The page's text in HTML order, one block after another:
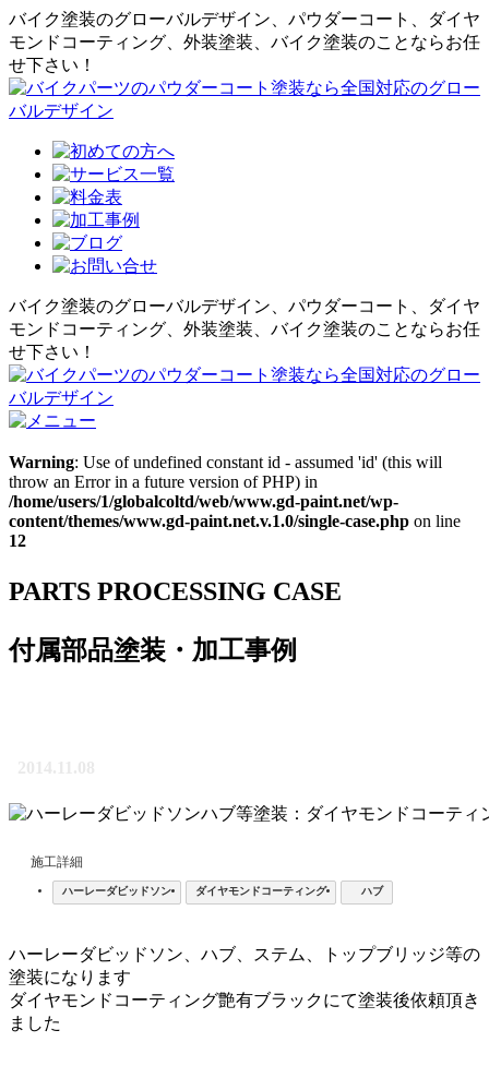
バイク塗装のグローバルデザイン、パウダーコート、ダイヤ
モンドコーティング、外装塗装、バイク塗装のことならお任
せ下さい！
バイク塗装のグローバルデザイン、パウダーコート、ダイヤ
モンドコーティング、外装塗装、バイク塗装のことならお任
せ下さい！
Warning: Use of undefined constant id - assumed 'id' (this will
throw an Error in a future version of PHP) in
/home/users/1/globalcoltd/web/www.gd-paint.net/wp-
content/themes/www.gd-paint.net.v.1.0/single-case.php on line
12
PARTS PROCESSING CASE
付属部品塗装・加工事例
施工詳細
ハーレーダビッドソン ダイヤモンドコーティング ハブ
ハーレーダビッドソン、ハブ、ステム、トップブリッジ等の
塗装になります
ダイヤモンドコーティング艶有ブラックにて塗装後依頼頂き
ました